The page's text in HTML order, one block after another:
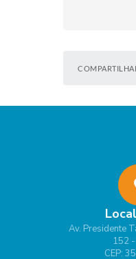
Av. Presidente
152
CEP: